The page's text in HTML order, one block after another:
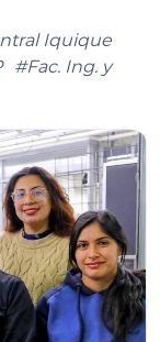
Iquique
#Fac. Ing. y